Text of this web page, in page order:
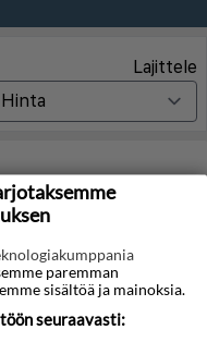
Lajittele
alla olevat
paremman
sisältöä ja mainoksia.
seuraavasti: